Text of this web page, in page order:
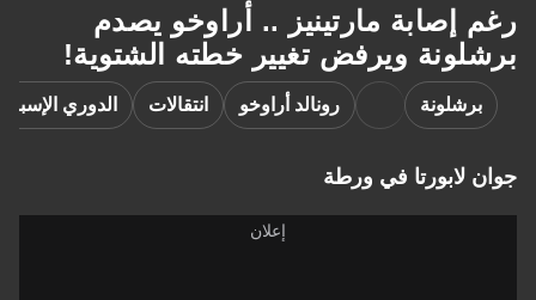
رغم إصابة مارتينيز .. أراوخو يصدم
برشلونة ويرفض تغيير خطته الشتوية!
برشلونة رونالد أراوخو انتقالات الدوري
جوان لابورتا في ورطة